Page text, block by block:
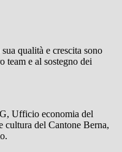
qualità e crescita sono
team e al sostegno dei
Ufficio economia del
cultura del Cantone Berna,